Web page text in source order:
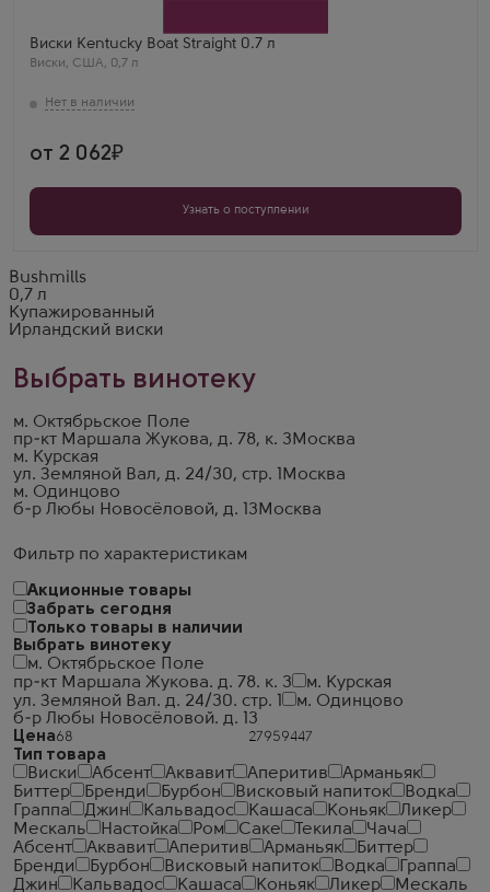
Фильтр по характеристикам
Акционные товары
Забрать сегодня
Только товары в наличии
Выбрать винотеку
м. Октябрьское Поле
пр-кт Маршала Жукова. д. 78. к. 3
м. Курская
ул. Земляной Вал. д. 24/30. стр. 1
м. Одинцово
б-р Любы Новосёловой. д. 13
Цена
Тип товара
Виски
Абсент Аквавит Аперитив
Арманьяк
Биттер
Бренди Бурбон Висковый напиток
Водка
Граппа
Джин Кальвадос Кашаса Коньяк
Ликер
Мескаль
Настойка Ром Саке Текила
Чача
Абсент
Аквавит Аперитив Арманьяк
Биттер
Бренди
Бурбон Висковый напиток Водка
Граппа
Джин
Кальвадос Кашаса Коньяк Ликер
Мескаль
Виски Kentucky Boat Straight 0.7 л
Виски, США, 0,7 л
Выдержка
3 года
Фёдор Кузнецов
Он идеально сбалансирован, и каждый глоток
от 2 062
Узнать о поступлении
Bushmills
0,7 л
Купажированный
Ирландский виски
Выбрать винотеку
м. Октябрьское Поле
пр-кт Маршала Жукова, д. 78, к. 3 Москва
м. Курская
ул. Земляной Вал, д. 24/30, стр. 1
Москва
м. Одинцово
б-р Любы Новосёловой, д. 13 Москва